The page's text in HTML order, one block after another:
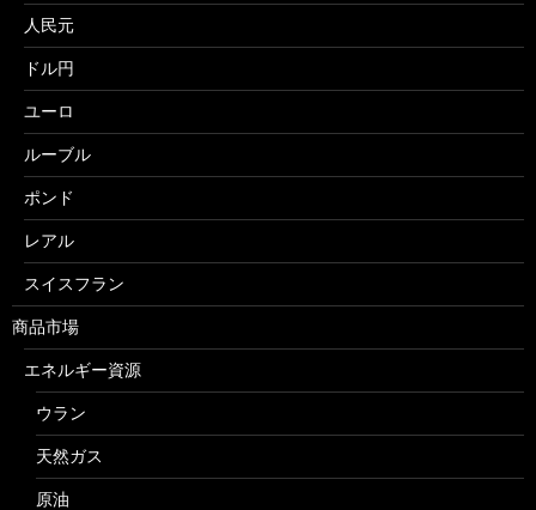
人民元
ドル円
ユーロ
ルーブル
ポンド
レアル
スイスフラン
商品市場
エネルギー資源
ウラン
天然ガス
原油